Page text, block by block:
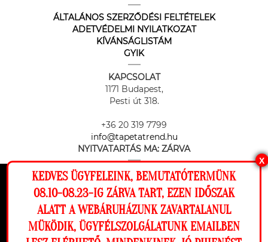
Ez a weboldal cookie-kat használ, hogy a
lehető legjobb élményt nyújtsa honlapunkon.
Beállítások
ÁLTALÁNOS SZERZŐDÉSI FELTÉTELEK
ADETVÉDELMI NYILATKOZAT
KÍVÁNSÁGLISTÁM
GYIK
KAPCSOLAT
1171 Budapest,
Pesti út 318.
+36 20 319 7799
info@tapetatrend.hu
NYITVATARTÁS MA: ZÁRVA
Az online fizetést a Barion Payment Zrt. biztosítja, MNB engedély
száma: H-EN-I-1064/2013
X
KEDVES ÜGYFELEINK, BEMUTATÓTERMÜNK
08.10-08.23-IG ZÁRVA TART, EZEN IDŐSZAK
ALATT A WEBÁRUHÁZUNK ZAVARTALANUL
MÜKÖDIK, ÜGYFÉLSZOLGÁLATUNK EMAILBEN